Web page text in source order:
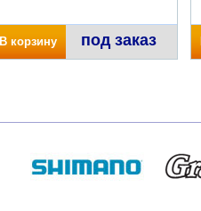
В корзину под заказ